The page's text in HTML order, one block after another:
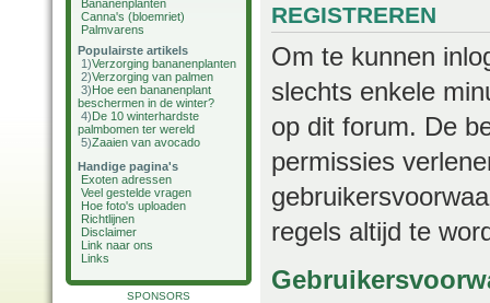
Bananenplanten
Canna's (bloemriet)
Palmvarens
Populairste artikels
1)Verzorging bananenplanten
2)Verzorging van palmen
3)Hoe een bananenplant
beschermen in de winter?
4)De 10 winterhardste
palmbomen ter wereld
5)Zaaien van avocado
Handige pagina's
Exoten adressen
Veel gestelde vragen
Hoe foto's uploaden
Richtlijnen
Disclaimer
Link naar ons
Links
SPONSORS
REGISTREREN
Om te kunnen
slechts enkele
op dit forum. De
permissies
regels altijd te